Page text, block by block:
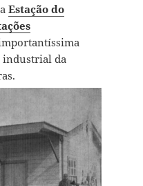
Estação do
industrial da